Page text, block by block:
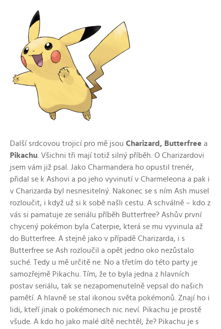
Další srdcovou trojicí pro mě jsou Charizard, Butterfree a
Pikachu. Všichni tři mají totiž silný příběh. O Charizardovi
jsem vám již psal. Jako Charmandera ho opustil trenér,
přidal se k Ashovi a po jeho vyvinutí v Charmeleona a pak i
v Charizarda byl nesnesitelný. Nakonec se s ním Ash musel
rozloučit, i když už si k sobě našli cestu. A schválně – kdo z
vás si pamatuje ze seriálu příběh Butterfree? Ashův první
chycený pokémon byla Caterpie, která se mu vyvinula až
do Butterfree. A stejně jako v případě Charizarda, i s
Butterfree se Ash rozloučil a opět jedno oko nezůstalo
suché. Tedy u mě určitě ne. No a třetím do této party je
samozřejmě Pikachu. Tím, že to byla jedna z hlavních
postav seriálu, tak se nezapomenutelně vepsal do našich
pamětí. A hlavně se stal ikonou světa pokémonů. Znají ho i
lidi, kteří jinak o pokémonech nic neví. Pikachu je prostě
všude. A kdo ho jako malé dítě nechtěl, že? Pikachu je s